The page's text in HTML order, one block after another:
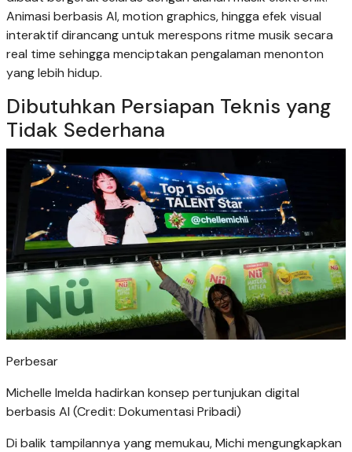
Animasi berbasis AI, motion graphics, hingga efek visual
interaktif dirancang untuk merespons ritme musik secara
real time sehingga menciptakan pengalaman menonton
yang lebih hidup.
Dibutuhkan Persiapan Teknis yang
Tidak Sederhana
Perbesar
Michelle Imelda hadirkan konsep pertunjukan digital
berbasis AI (Credit: Dokumentasi Pribadi)
Di balik tampilannya yang memukau, Michi mengungkapkan